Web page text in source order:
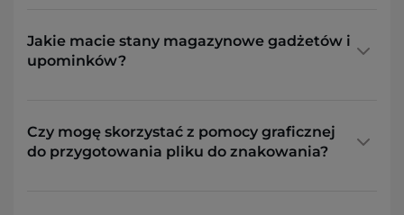
Jakie macie stany magazynowe gadżetów i
upominków?
Czy mogę skorzystać z pomocy graficznej
do przygotowania pliku do znakowania?